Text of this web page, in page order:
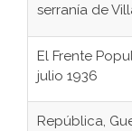
serranía de
El Frente
julio 1936
República,